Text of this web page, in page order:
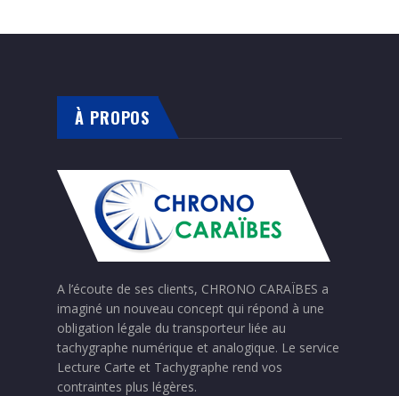
À PROPOS
A l’écoute de ses clients, CHRONO CARAÏBES a
imaginé un nouveau concept qui répond à une
obligation légale du transporteur liée au
tachygraphe numérique et analogique. Le service
Lecture Carte et Tachygraphe rend vos
contraintes plus légères.